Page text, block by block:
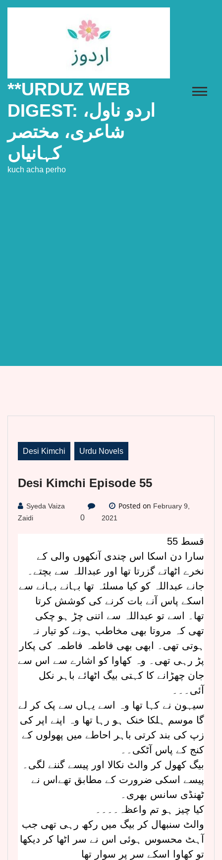
**URDUZ WEB
DIGEST: اردو ناول،
شاعری، مختصر
کہانیاں
kuch acha perho
Desi Kimchi Urdu Novels
Desi Kimchi Episode 55
Syeda Vaiza
Zaidi
0
Posted on February 9,
2021
قسط 55
سارا دن اسکا اس چندی آنکھوں والی کے
نخرے اٹھاتے گزرتا تھا اور عبداللہ سے بچتے۔
جانے عبداللہ کو کیا مسلئہ تھا بہانے بہانے سے
اسکے پاس آنے بات کرنے کی کوشش کرتا
تھا۔ اسے تو عبداللہ سے اتنی چڑ ہو چکی
تھی کہ مروتا بھی مخاطب ہونے کو تیار نہ
ہوتی تھی۔ ابھی بھی فاطمہ فاطمہ کی پکار
پڑ رہی تھی۔ وہ کھاوا کو اشارے سے اس سے
جان چھڑانے کا کہتی بیگ اٹھائے باہر نکل
آئی۔۔۔
سیہون نے کہا تھا وہ اسے یہاں سے پک کر لے
گا موسم ہلکا خنک ہو رہا تھا وہ اپنے اپر کی
زپ کی بند کرتی باہر احاطے میں پھولوں کے
کنج کے پاس آٹکی۔۔
بیگ کھول کر والٹ نکالا اور پیسے گننے لگی۔
پیسے اسکی ضرورت کے مطابق تھےاس نے
ٹھنڈی سانس بھری۔
کیا چیز ہو تم واعظہ۔۔۔۔
والٹ سنبھال کر بیگ میں رکھ رہی تھی جب
آہٹ محسوس ہوئی اس نے سر اٹھا کر دیکھا
تو کھاوا اسکے سر پر سوار تھا